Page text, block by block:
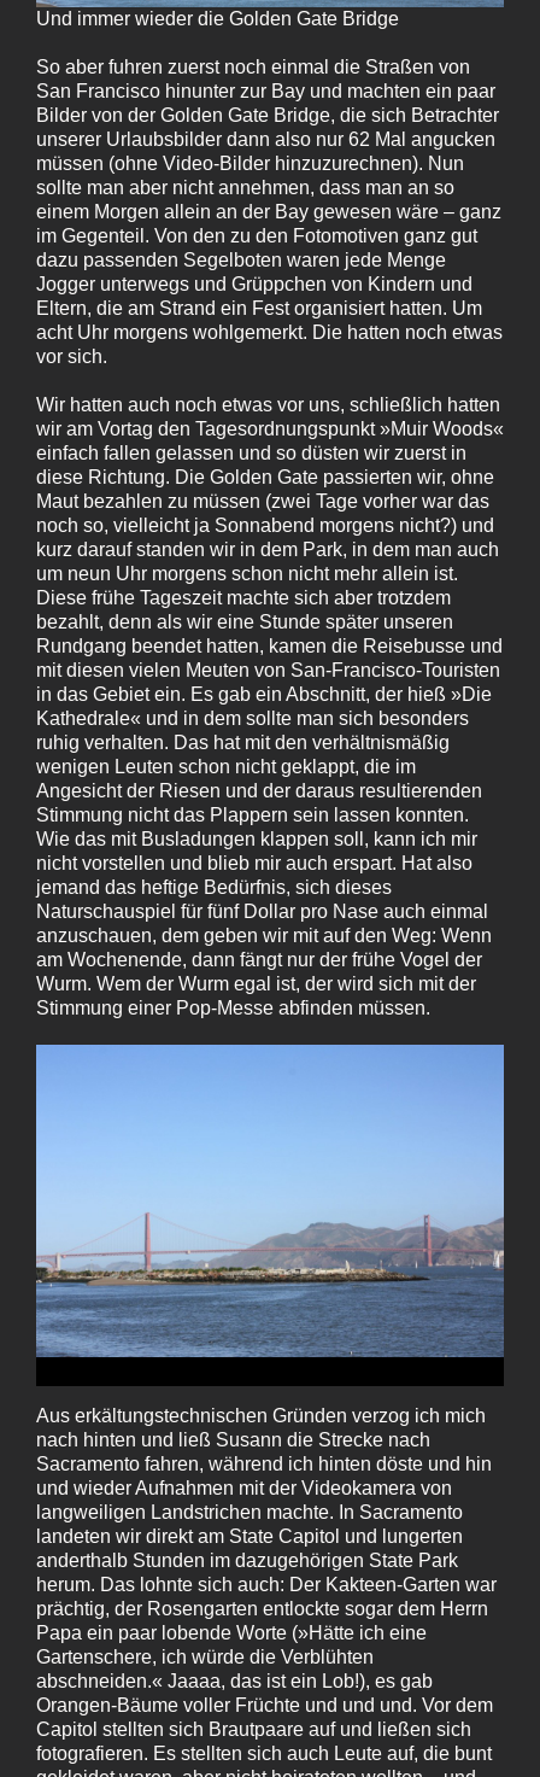
Und immer wieder die Golden Gate Bridge
So aber fuhren zuerst noch einmal die Straßen von
San Francisco hinunter zur Bay und machten ein paar
Bilder von der Golden Gate Bridge, die sich Betrachter
unserer Urlaubsbilder dann also nur 62 Mal angucken
müssen (ohne Video-Bilder hinzuzurechnen). Nun
sollte man aber nicht annehmen, dass man an so
einem Morgen allein an der Bay gewesen wäre – ganz
im Gegenteil. Von den zu den Fotomotiven ganz gut
dazu passenden Segelboten waren jede Menge
Jogger unterwegs und Grüppchen von Kindern und
Eltern, die am Strand ein Fest organisiert hatten. Um
acht Uhr morgens wohlgemerkt. Die hatten noch etwas
vor sich.
Wir hatten auch noch etwas vor uns, schließlich hatten
wir am Vortag den Tagesordnungspunkt »Muir Woods«
einfach fallen gelassen und so düsten wir zuerst in
diese Richtung. Die Golden Gate passierten wir, ohne
Maut bezahlen zu müssen (zwei Tage vorher war das
noch so, vielleicht ja Sonnabend morgens nicht?) und
kurz darauf standen wir in dem Park, in dem man auch
um neun Uhr morgens schon nicht mehr allein ist.
Diese frühe Tageszeit machte sich aber trotzdem
bezahlt, denn als wir eine Stunde später unseren
Rundgang beendet hatten, kamen die Reisebusse und
mit diesen vielen Meuten von San-Francisco-Touristen
in das Gebiet ein. Es gab ein Abschnitt, der hieß »Die
Kathedrale« und in dem sollte man sich besonders
ruhig verhalten. Das hat mit den verhältnismäßig
wenigen Leuten schon nicht geklappt, die im
Angesicht der Riesen und der daraus resultierenden
Stimmung nicht das Plappern sein lassen konnten.
Wie das mit Busladungen klappen soll, kann ich mir
nicht vorstellen und blieb mir auch erspart. Hat also
jemand das heftige Bedürfnis, sich dieses
Naturschauspiel für fünf Dollar pro Nase auch einmal
anzuschauen, dem geben wir mit auf den Weg: Wenn
am Wochenende, dann fängt nur der frühe Vogel der
Wurm. Wem der Wurm egal ist, der wird sich mit der
Stimmung einer Pop-Messe abfinden müssen.
Aus erkältungstechnischen Gründen verzog ich mich
nach hinten und ließ Susann die Strecke nach
Sacramento fahren, während ich hinten döste und hin
und wieder Aufnahmen mit der Videokamera von
langweiligen Landstrichen machte. In Sacramento
landeten wir direkt am State Capitol und lungerten
anderthalb Stunden im dazugehörigen State Park
herum. Das lohnte sich auch: Der Kakteen-Garten war
prächtig, der Rosengarten entlockte sogar dem Herrn
Papa ein paar lobende Worte (»Hätte ich eine
Gartenschere, ich würde die Verblühten
abschneiden.« Jaaaa, das ist ein Lob!), es gab
Orangen-Bäume voller Früchte und und und. Vor dem
Capitol stellten sich Brautpaare auf und ließen sich
fotografieren. Es stellten sich auch Leute auf, die bunt